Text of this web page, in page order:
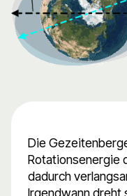
Die
Rotationsenergie
dadurch
Irgendwann dreht